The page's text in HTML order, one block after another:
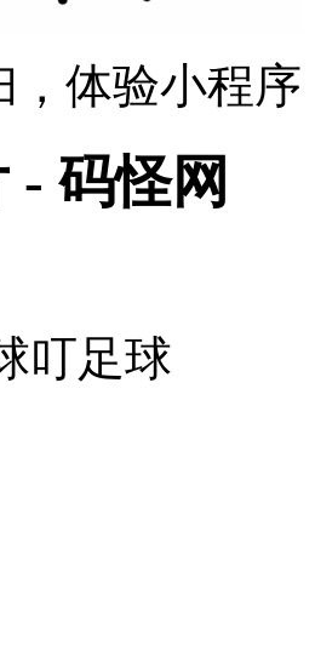
，体验小程序
- 码怪网
叮足球